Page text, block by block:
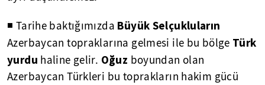
◾ Tarihe baktığımızda Büyük Selçukluların
Azerbaycan topraklarına gelmesi ile bu bölge Türk
yurdu haline gelir. Oğuz boyundan olan
Azerbaycan Türkleri bu toprakların hakim gücü